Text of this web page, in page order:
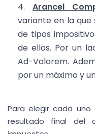
Arancel
variante en la que
de tipos
de ellos. Por un
Ad-Valorem.
por un máximo y
Para elegir cada
resultado final del